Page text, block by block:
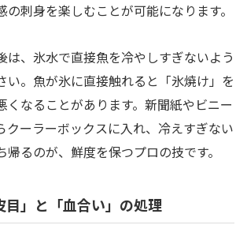
の刺身を楽しむことが可能になります。
は、氷水で直接魚を冷やしすぎないよう
い。魚が氷に直接触れると「氷焼け」を
くなることがあります。新聞紙やビニー
クーラーボックスに入れ、冷えすぎない
るのが、鮮度を保つプロの技です。
目」と「血合い」の処理